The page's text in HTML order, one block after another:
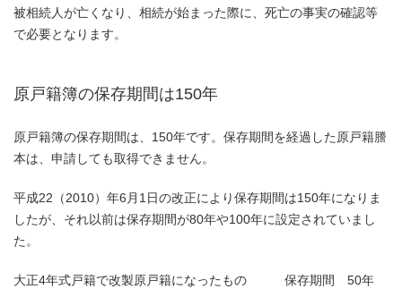
被相続人が亡くなり、相続が始まった際に、死亡の事実の確認等
で必要となります。
原戸籍簿の保存期間は150年
原戸籍簿の保存期間は、150年です。保存期間を経過した原戸籍謄
本は、申請しても取得できません。
平成22（2010）年6月1日の改正により保存期間は150年になりま
したが、それ以前は保存期間が80年や100年に設定されていまし
た。
大正4年式戸籍で改製原戸籍になったもの 保存期間 50年